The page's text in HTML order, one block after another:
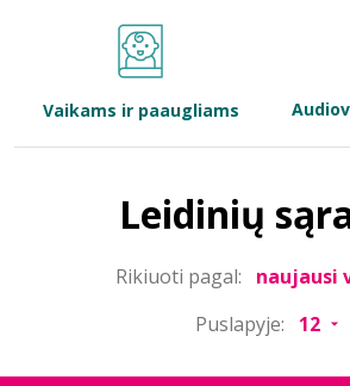
Bibliotekoms
Vaikams ir paaugliams
Leidinių
Rikiuoti pagal:
Puslapyje: